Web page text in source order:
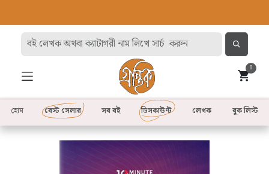
0
হোম বেস্ট সেলার সব বই লেখক
ডিসকাউন্ট বুক লিস্ট